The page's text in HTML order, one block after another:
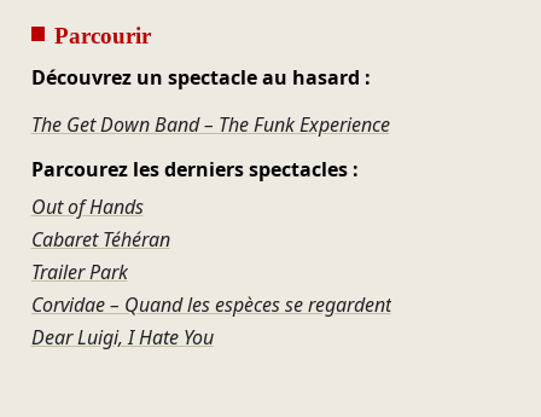
Parcourir
Découvrez un spectacle au hasard :
The Get Down Band – The Funk Experience
Parcourez les derniers spectacles :
Out of Hands
Cabaret Téhéran
Trailer Park
Corvidae – Quand les espèces se regardent
Dear Luigi, I Hate You